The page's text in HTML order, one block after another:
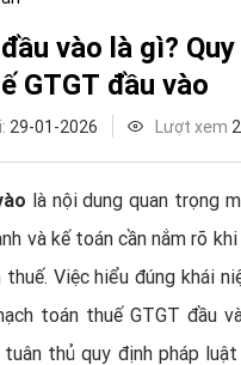
vào là gì?
GTGT đầu vào
29-01-2026 Lượt xem
là nội dung quan trọng
và kế toán cần nắm rõ
Việc hiểu đúng khái
toán thuế GTGT đầu
thủ quy định pháp